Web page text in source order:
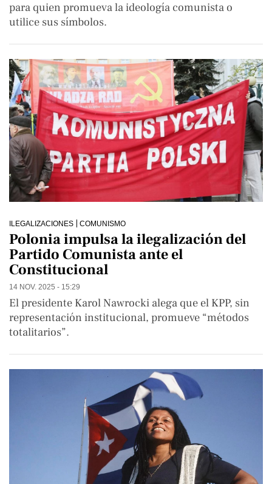
para quien promueva la ideología comunista o
utilice sus símbolos.
ILEGALIZACIONES COMUNISMO
Polonia impulsa la ilegalización del
Partido Comunista ante el
Constitucional
14 NOV. 2025 - 15:29
El presidente Karol Nawrocki alega que el KPP, sin
representación institucional, promueve “métodos
totalitarios”.